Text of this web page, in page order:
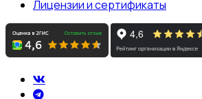
Лицензии и сертификаты